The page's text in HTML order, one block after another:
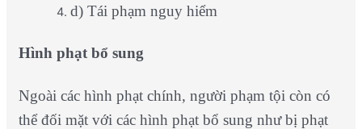
d) Tái phạm nguy hiểm
Hình phạt bổ sung
Ngoài các hình phạt chính, người phạm tội còn có
thể đối mặt với các hình phạt bổ sung như bị phạt